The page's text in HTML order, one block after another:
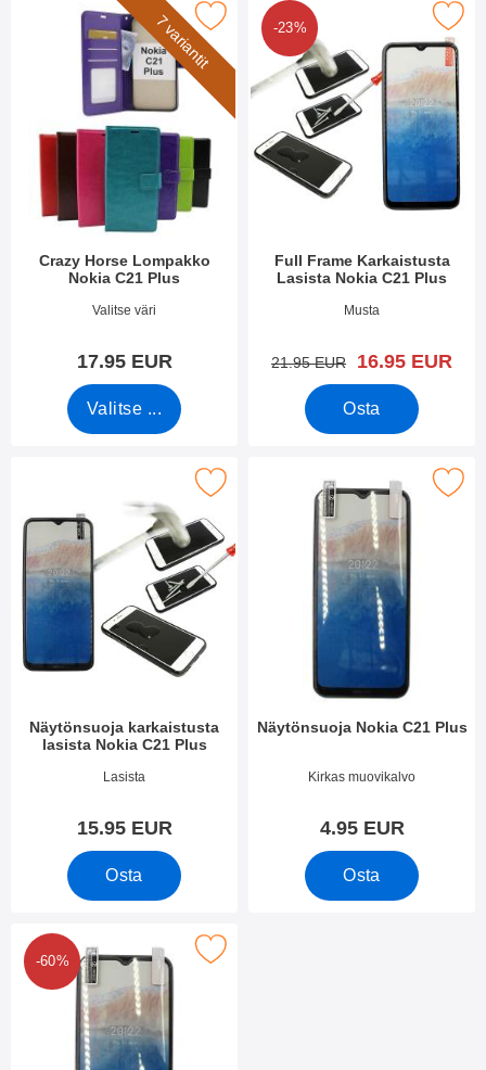
7 variantit
Crazy Horse Lompakko
Nokia C21 Plus
Tuote.nro 47417
Valitse väri
17.95 EUR
Valitse ...
crazy Horse Lompakko Nokia C21 Plus suosikiksi
-23%
Full Frame Karkaistusta
Lasista Nokia C21 Plus
Tuote.nro 47440
Musta
vanha hinta
21.95 EUR uusi hinta
16.95 EUR
Osta
Merkitse full Frame Karkaistusta
Näytönsuoja karkaistusta
lasista Nokia C21 Plus
Tuote.nro 47411
Lasista
15.95 EUR
Osta
näytönsuoja karkaistusta lasista Nokia C21 Plus suosikiksi
Näytönsuoja Nokia C21 Plus
Tuote.nro 47409
Kirkas muovikalvo
4.95 EUR
Osta
Merkitse näytönsuoja Nokia
-60%
kappaleen näytönsuojakalvopakett Nokia C21 Plus